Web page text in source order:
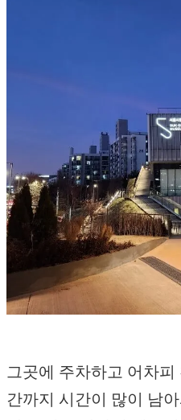
그곳에 주차하고 어차피
간까지 시간이 많이 남